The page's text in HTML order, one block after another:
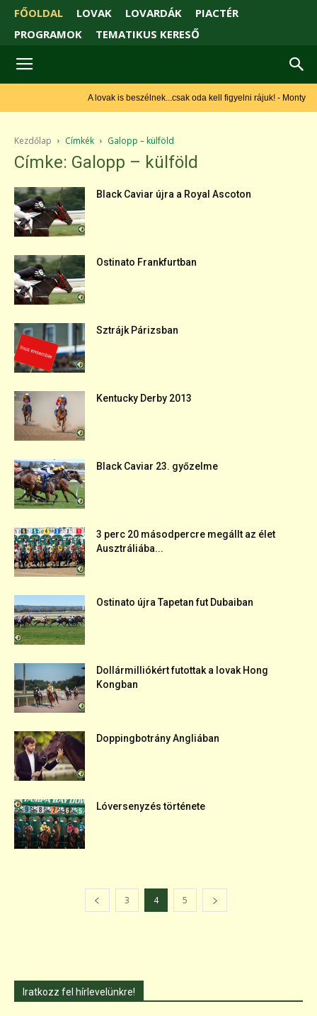
FŐOLDAL LOVAK LOVARDÁK
PIACTÉR
PROGRAMOK
TEMATIKUS KERESŐ
A lovak is beszélnek...csak oda kell figyelni rájuk! - Monty Roberts
Kezdőlap Címkék Galopp – külföld
Címke: Galopp – külföld
Black Caviar újra a Royal Ascoton
Ostinato Frankfurtban
Sztrájk Párizsban
Kentucky Derby 2013
Black Caviar 23. győzelme
3 perc 20 másodpercre megállt az élet
Ausztráliába...
Ostinato újra Tapetan fut Dubaiban
Dollármilliókért futottak a lovak Hong
Kongban
Doppingbotrány Angliában
Lóversenyzés története
3 4 5
Iratkozz fel hírlevelünkre!